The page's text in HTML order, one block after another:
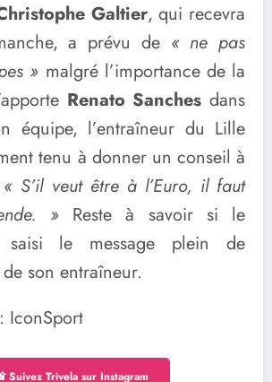
Galtier, qui recevra
a prévu de « ne pas
» malgré l’importance de la
Renato Sanches dans
équipe, l’entraîneur du Lille
tenu à donner un conseil à
« S’il veut être à l’Euro, il faut
»Reste à savoir si le
saisi le message plein de
son entraîneur.
IconSport
Suivez Trivela sur Instagram